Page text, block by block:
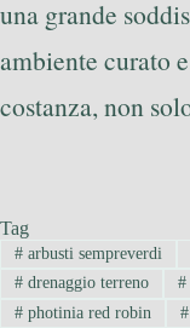
una grande
ambiente curato
costanza, non
Tag
#arbusti sempreverdi
#drenaggio terreno #
#photinia red robin #